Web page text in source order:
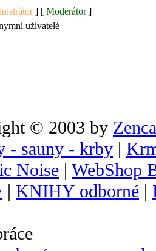
] [ Moderátor]
uživatelé
© 2003 by
- sauny - krby |
Noise | WebShop
| KNIHY odborné |